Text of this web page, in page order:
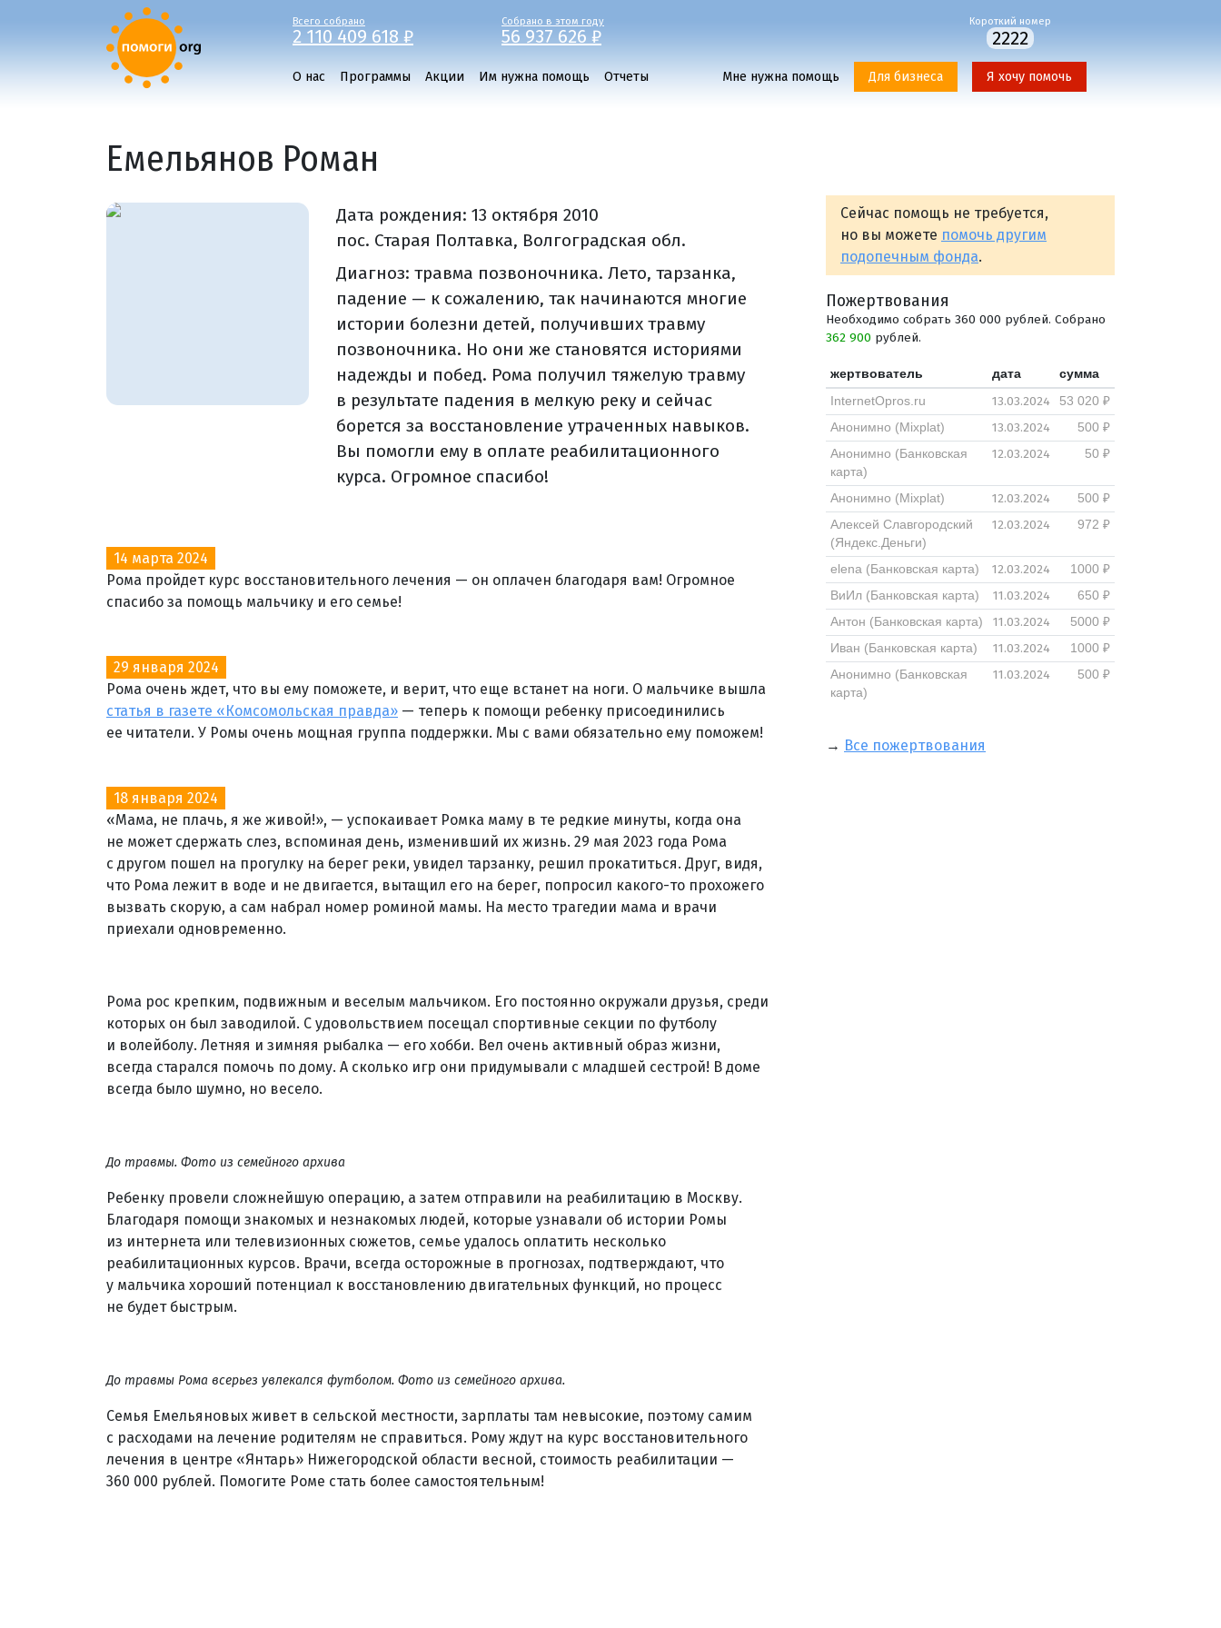
Всего собрано
2 110 409 618 ₽
Собрано в этом году
56 937 626 ₽
Короткий номер
2222
О нас Программы Акции Им нужна помощь Отчеты Мне нужна помощь Для бизнеса Я хочу помочь
Емельянов Роман
Дата рождения:13 октября 2010
пос. Старая Полтавка, Волгоградская обл.
Диагноз: травма позвоночника. Лето, тарзанка,
падение — к сожалению, так начинаются многие
истории болезни детей, получивших травму
позвоночника. Но они же становятся историями
надежды и побед. Рома получил тяжелую травму
в результате падения в мелкую реку и сейчас
борется за восстановление утраченных навыков.
Вы помогли ему в оплате реабилитационного
курса. Огромное спасибо!
14 марта 2024
Рома пройдет курс восстановительного лечения — он оплачен благодаря вам! Огромное
спасибо за помощь мальчику и его семье!
29 января 2024
Рома очень ждет, что вы ему поможете, и верит, что еще встанет на ноги. О мальчике вышла
статья в газете «Комсомольская правда» — теперь к помощи ребенку присоединились
ее читатели. У Ромы очень мощная группа поддержки. Мы с вами обязательно ему поможем!
18 января 2024
«Мама, не плачь, я же живой!», — успокаивает Ромка маму в те редкие минуты, когда она
не может сдержать слез, вспоминая день, изменивший их жизнь. 29 мая 2023 года Рома
с другом пошел на прогулку на берег реки, увидел тарзанку, решил прокатиться. Друг, видя,
что Рома лежит в воде и не двигается, вытащил его на берег, попросил какого-то прохожего
вызвать скорую, а сам набрал номер роминой мамы. На место трагедии мама и врачи
приехали одновременно.
Рома рос крепким, подвижным и веселым мальчиком. Его постоянно окружали друзья, среди
которых он был заводилой. С удовольствием посещал спортивные секции по футболу
и волейболу. Летняя и зимняя рыбалка — его хобби. Вел очень активный образ жизни,
всегда старался помочь по дому. А сколько игр они придумывали с младшей сестрой! В доме
всегда было шумно, но весело.
До травмы. Фото из семейного архива
Ребенку провели сложнейшую операцию, а затем отправили на реабилитацию в Москву.
Благодаря помощи знакомых и незнакомых людей, которые узнавали об истории Ромы
из интернета или телевизионных сюжетов, семье удалось оплатить несколько
реабилитационных курсов. Врачи, всегда осторожные в прогнозах, подтверждают, что
у мальчика хороший потенциал к восстановлению двигательных функций, но процесс
не будет быстрым.
До травмы Рома всерьез увлекался футболом. Фото из семейного архива.
Семья Емельяновых живет в сельской местности, зарплаты там невысокие, поэтому самим
с расходами на лечение родителям не справиться. Рому ждут на курс восстановительного
лечения в центре «Янтарь» Нижегородской области весной, стоимость реабилитации —
360 000 рублей. Помогите Роме стать более самостоятельным!
Сейчас помощь не требуется,
но вы можете помочь другим
подопечным фонда.
Пожертвования
Необходимо собрать 360 000 рублей. Собрано
362 900 рублей.
жертвователь дата
сумма
InternetOpros.ru
13.03.2024
53 020 ₽
Анонимно (Mixplat)
13.03.2024
500 ₽
Анонимно (Банковская
карта)
12.03.2024 50 ₽
Анонимно (Mixplat) 12.03.2024
500 ₽
Алексей Славгородский
(Яндекс.Деньги)
12.03.2024 972 ₽
elena (Банковская карта) 12.03.2024
1000 ₽
ВиИл (Банковская карта)
11.03.2024
650 ₽
Антон (Банковская карта)
11.03.2024
5000 ₽
Иван (Банковская карта)
11.03.2024
1000 ₽
Анонимно (Банковская
карта)
11.03.2024 500 ₽
→ Все пожертвования